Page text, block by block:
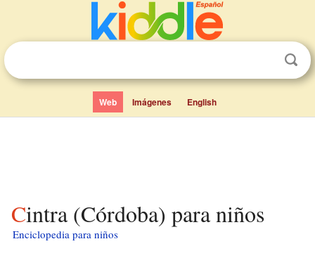
Web Imágenes English
Cintra (Córdoba) para niños
Enciclopedia para niños